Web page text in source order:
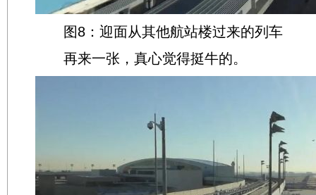
图8：迎面从其他航站楼过来的列车
再来一张，真心觉得挺牛的。